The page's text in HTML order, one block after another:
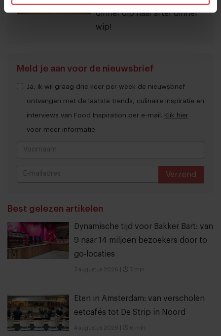
dinner dip naar after dinner
wip!
Meld je aan voor de nieuwsbrief
Ja, ik wil graag drie keer per week de nieuwsbrief
ontvangen met de laatste trends, culinaire inspiratie en
interviews van Food Inspiration per e-mail. Klik hier
voor meer informatie.
Verzend
Best gelezen artikelen
Dynamische tijd voor Bakker Bart: van
9 naar 14 miljoen bezoekers door to
go-locaties
7 augustus 2026 7 min
Eten in Amsterdam: van verscholen
eetcafés tot De Strip in Noord
4 augustus 2026 6 min